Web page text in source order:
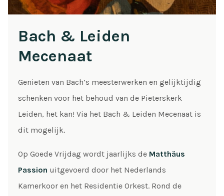
Bach & Leiden
Mecenaat
Genieten van Bach’s meesterwerken en gelijktijdig
schenken voor het behoud van de Pieterskerk
Leiden, het kan! Via het Bach & Leiden Mecenaat is
dit mogelijk.
Op Goede Vrijdag wordt jaarlijks de Matthäus
Passion uitgevoerd door het Nederlands
Kamerkoor en het Residentie Orkest. Rond de